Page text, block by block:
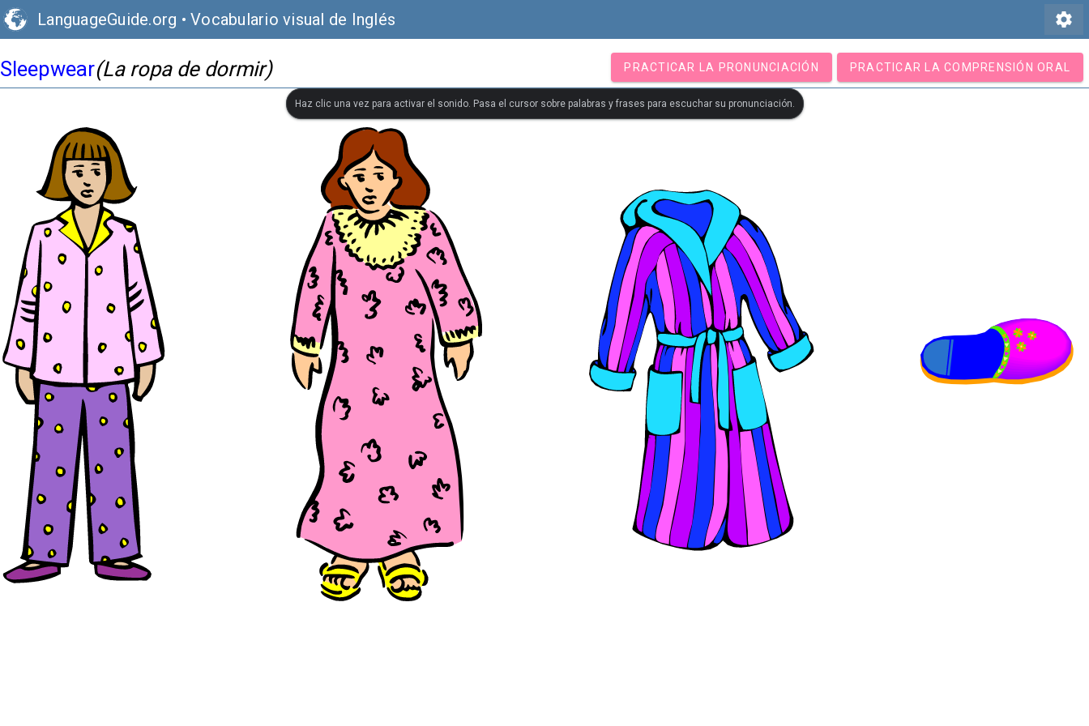
LanguageGuide.org • Vocabulario visual de Inglés settings
Sleepwear(La ropa de dormir) PRACTICAR LA PRONUNCIACIÓN PRACTICAR LA COMPRENSIÓN ORAL
Haz clic una vez para activar el sonido. Pasa el cursor sobre palabras y frases para escuchar su pronunciación.